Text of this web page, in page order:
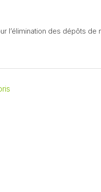
l’élimination des dépôts de